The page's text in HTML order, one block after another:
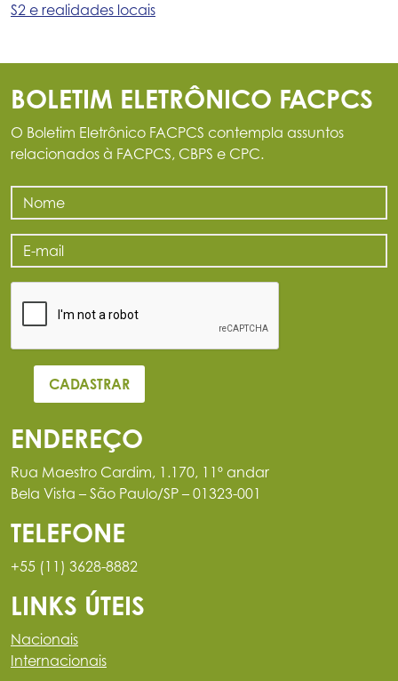
S2 e realidades locais
BOLETIM ELETRÔNICO FACPCS
O Boletim Eletrônico FACPCS contempla assuntos
relacionados à FACPCS, CBPS e CPC.
ENDEREÇO
Rua Maestro Cardim, 1.170, 11º andar
Bela Vista – São Paulo/SP – 01323-001
TELEFONE
+55 (11) 3628-8882
LINKS ÚTEIS
Nacionais
Internacionais